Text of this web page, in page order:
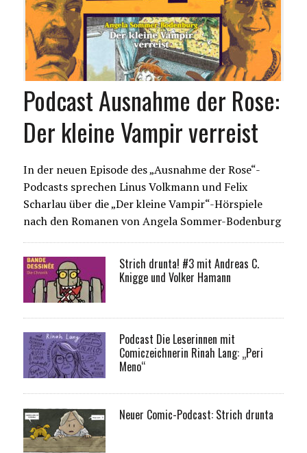
Podcast Ausnahme der Rose:
Der kleine Vampir verreist
In der neuen Episode des „Ausnahme der Rose“-
Podcasts sprechen Linus Volkmann und Felix
Scharlau über die „Der kleine Vampir“-Hörspiele
nach den Romanen von Angela Sommer-Bodenburg
Strich drunta! #3 mit Andreas C.
Knigge und Volker Hamann
Podcast Die Leserinnen mit
Comiczeichnerin Rinah Lang: „Peri
Meno“
Neuer Comic-Podcast: Strich drunta